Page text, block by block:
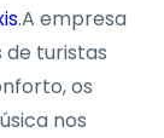
.A empresa
de turistas
os
nos